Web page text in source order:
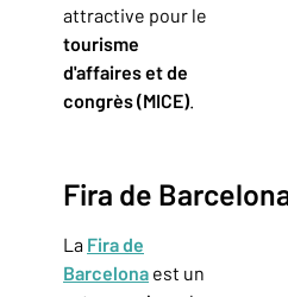
attractive pour le
tourisme
d'affaires et de
congrès (MICE).
Fira de
La Fira de
Barcelona est un